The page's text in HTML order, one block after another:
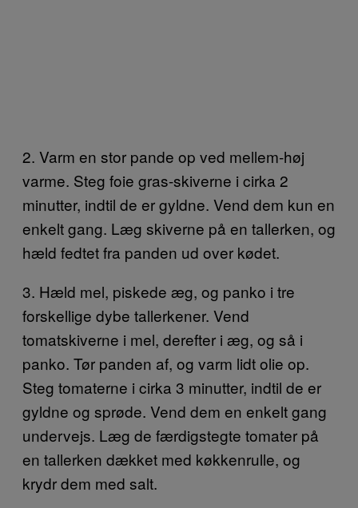
2. Varm en stor pande op ved mellem-høj
varme. Steg foie gras-skiverne i cirka 2
minutter, indtil de er gyldne. Vend dem kun en
enkelt gang. Læg skiverne på en tallerken, og
hæld fedtet fra panden ud over kødet.
3. Hæld mel, piskede æg, og panko i tre
forskellige dybe tallerkener. Vend
tomatskiverne i mel, derefter i æg, og så i
panko. Tør panden af, og varm lidt olie op.
Steg tomaterne i cirka 3 minutter, indtil de er
gyldne og sprøde. Vend dem en enkelt gang
undervejs. Læg de færdigstegte tomater på
en tallerken dækket med køkkenrulle, og
krydr dem med salt.